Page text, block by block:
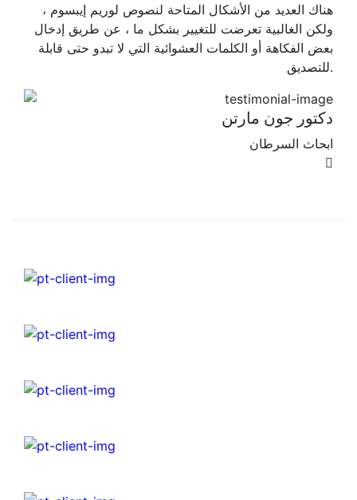
هناك العديد من الأشكال المتاحة لنصوص لوريم إيبسوم ،
ولكن الغالبية تعرضت للتغيير بشكل ما ، عن طريق إدخال
بعض الفكاهة أو الكلمات العشوائية التي لا تبدو حتى قابلة
للتصديق.
دكتور جون مارتن
ابحاث السرطان